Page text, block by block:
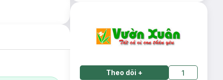
Theo dõi + 1